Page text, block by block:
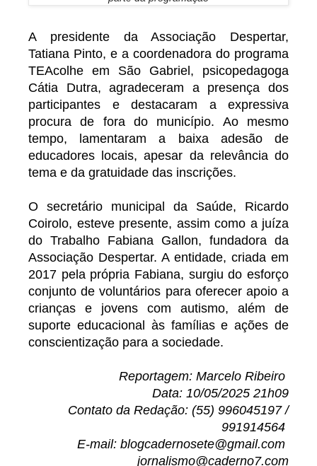
A presidente da Associação Despertar,
Tatiana Pinto, e a coordenadora do programa
TEAcolhe em São Gabriel, psicopedagoga
Cátia Dutra, agradeceram a presença dos
participantes e destacaram a expressiva
procura de fora do município. Ao mesmo
tempo, lamentaram a baixa adesão de
educadores locais, apesar da relevância do
tema e da gratuidade das inscrições.
O secretário municipal da Saúde, Ricardo
Coirolo, esteve presente, assim como a juíza
do Trabalho Fabiana Gallon, fundadora da
Associação Despertar. A entidade, criada em
2017 pela própria Fabiana, surgiu do esforço
conjunto de voluntários para oferecer apoio a
crianças e jovens com autismo, além de
suporte educacional às famílias e ações de
conscientização para a sociedade.
Reportagem: Marcelo Ribeiro
Data: 10/05/2025 21h09
Contato da Redação: (55) 996045197 /
991914564
E-mail: blogcadernosete@gmail.com
jornalismo@caderno7.com